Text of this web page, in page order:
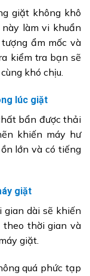
giặt không khô
làm vi khuẩn
ẩm mốc và
kiểm tra bạn sẽ
khó chịu.
lúc giặt
bẩn được thải
khiến máy hư
lớn và có tiếng
giặt
dài sẽ khiến
thời gian và
giặt.
quá phức tạp